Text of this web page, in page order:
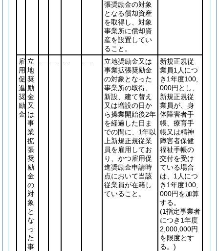
張奨励金の対象
となる償却資産
を取得し、対象
事業所に償却資
産を設置してい
ること。
雇
用
促
進
奨
励
金
立
地
奨
励
金
又
は
事
業
拡
張
奨
励
金
の
対
象
と
な
っ
た
事
― ― ― ―
立地奨励金又は
事業拡張奨励金
の対象となった
事業所の取得、
新設、建て替え
又は増設の日か
ら操業開始後2年
を経過した日ま
での間に、1年以
上新規正規従業
員を雇用してお
り、かつ雇用促
進奨励金申請時
点において当該
従業員が在籍し
ていること。
新規正規従
業員1人につ
き1年度100,
000円とし、
新規正規従
業員が、身
体障害者手
帳、療育手
帳又は精神
障害者保健
福祉手帳の
交付を受け
ている場合
は、1人につ
き1年度100,
000円を加算
する。
(1指定事業者
につき1年度
2,000,000円
を限度とす
る。)